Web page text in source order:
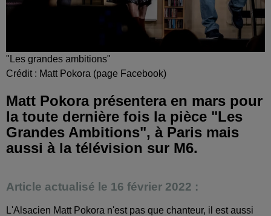
"Les grandes ambitions"
Crédit : Matt Pokora (page Facebook)
Matt Pokora présentera en mars pour
la toute dernière fois la pièce "Les
Grandes Ambitions", à Paris mais
aussi à la télévision sur M6.
Article actualisé le 16 février 2022 :
L'Alsacien Matt Pokora n'est pas que chanteur, il est aussi